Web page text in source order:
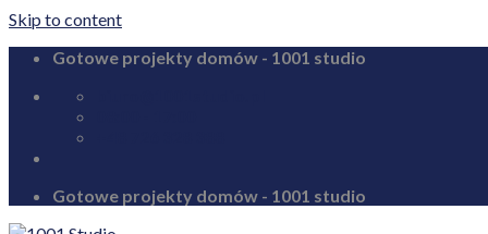
Skip to content
Gotowe projekty domów - 1001 studio
Gotowe projekty domów - 1001 studio